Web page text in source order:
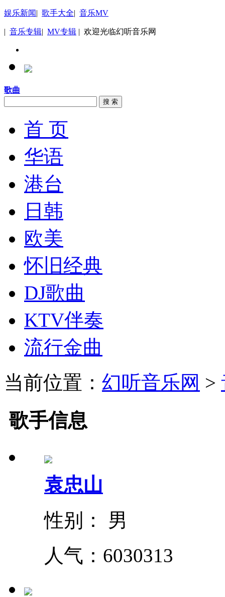
娱乐新闻| 歌手大全| 音乐MV
| 音乐专辑| MV专辑 | 欢迎光临幻听音乐网
歌曲
搜 索
首 页
华语
港台
日韩
欧美
怀旧经典
DJ歌曲
KTV伴奏
流行金曲
当前位置： 幻听音乐网 >
歌手信息
袁忠山
性别： 男
人气： 6030313